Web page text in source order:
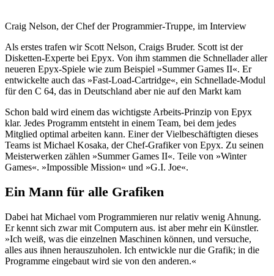
Craig Nelson, der Chef der Programmier-Truppe, im Interview
Als erstes trafen wir Scott Nelson, Craigs Bruder. Scott ist der
Disketten-Experte bei Epyx. Von ihm stammen die Schnellader aller
neueren Epyx-Spiele wie zum Beispiel »Summer Games II«. Er
entwickelte auch das »Fast-Load-Cartridge«, ein Schnellade-Modul
für den C 64, das in Deutschland aber nie auf den Markt kam
Schon bald wird einem das wichtigste Arbeits-Prinzip von Epyx
klar. Jedes Programm entsteht in einem Team, bei dem jedes
Mitglied optimal arbeiten kann. Einer der Vielbeschäftigten dieses
Teams ist Michael Kosaka, der Chef-Grafiker von Epyx. Zu seinen
Meisterwerken zählen »Summer Games II«. Teile von »Winter
Games«. »Impossible Mission« und »G.I. Joe«.
Ein Mann für alle Grafiken
Dabei hat Michael vom Programmieren nur relativ wenig Ahnung.
Er kennt sich zwar mit Computern aus. ist aber mehr ein Künstler.
»Ich weiß, was die einzelnen Maschinen können, und versuche,
alles aus ihnen herauszuholen. Ich entwickle nur die Grafik; in die
Programme eingebaut wird sie von den anderen.«